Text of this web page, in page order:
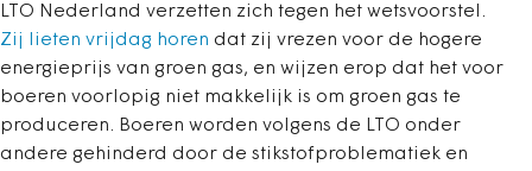
LTO Nederland verzetten zich tegen het wetsvoorstel.
Zij lieten vrijdag horen dat zij vrezen voor de hogere
energieprijs van groen gas, en wijzen erop dat het voor
boeren voorlopig niet makkelijk is om groen gas te
produceren. Boeren worden volgens de LTO onder
andere gehinderd door de stikstofproblematiek en